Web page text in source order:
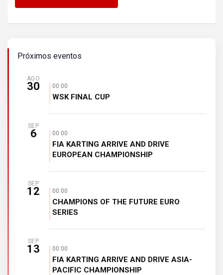
Próximos eventos
AGO
30 00:00
WSK FINAL CUP
SEP
6 00:00
FIA KARTING ARRIVE AND DRIVE
EUROPEAN CHAMPIONSHIP
SEP
12 00:00
CHAMPIONS OF THE FUTURE EURO
SERIES
SEP
13 00:00
FIA KARTING ARRIVE AND DRIVE ASIA-
PACIFIC CHAMPIONSHIP